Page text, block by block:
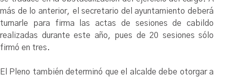
más de lo anterior, el secretario del ayuntamiento deberá
turnarle para firma las actas de sesiones de cabildo
realizadas durante este año, pues de 20 sesiones sólo
firmó en tres.
El Pleno también determinó que el alcalde debe otorgar a